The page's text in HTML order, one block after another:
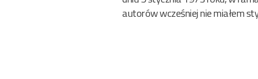
autorów wcześniej nie miałem